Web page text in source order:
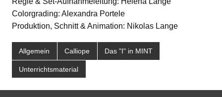
Colorgrading: Alexandra Portele
Produktion, Schnitt & Animation: Nikolas Lange
Allgemein Calliope Das "I" in MINT
Unterrichtsmaterial